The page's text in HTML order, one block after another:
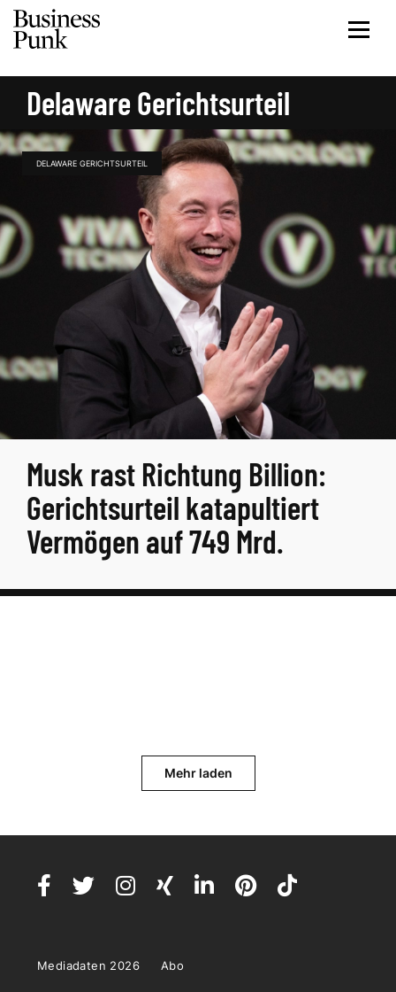
Delaware Gerichtsurteil
DELAWARE GERICHTSURTEIL
Musk rast Richtung Billion:
Gerichtsurteil katapultiert
Vermögen auf 749 Mrd.
Mehr laden
Mediadaten 2026 Abo